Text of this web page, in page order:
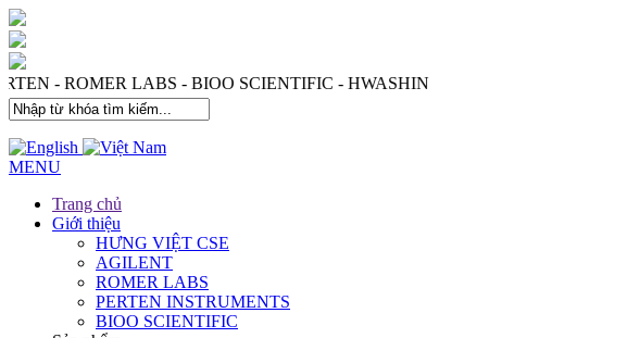
- PERTEN - ROMER LABS - BIOO SCIENTIFIC - HWASHIN
MENU
Trang chủ
Giới thiệu
HƯNG VIỆT CSE
AGILENT
ROMER LABS
PERTEN INSTRUMENTS
BIOO SCIENTIFIC